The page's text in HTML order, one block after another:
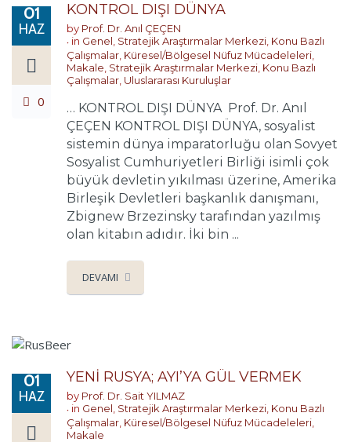
01
HAZ
0
KONTROL DIŞI DÜNYA
by Prof. Dr. Anıl ÇEÇEN
in Genel, Stratejik Araştırmalar Merkezi, Konu Bazlı
Çalışmalar, Küresel/Bölgesel Nüfuz Mücadeleleri,
Makale, Stratejik Araştırmalar Merkezi, Konu Bazlı
Çalışmalar, Uluslararası Kuruluşlar
… KONTROL DIŞI DÜNYA Prof. Dr. Anıl
ÇEÇEN KONTROL DIŞI DÜNYA, sosyalist
sistemin dünya imparatorluğu olan Sovyet
Sosyalist Cumhuriyetleri Birliği isimli çok
büyük devletin yıkılması üzerine, Amerika
Birleşik Devletleri başkanlık danışmanı,
Zbignew Brzezinsky tarafından yazılmış
olan kitabın adıdır. İki bin ...
DEVAMI
01
HAZ
YENİ RUSYA; AYI’YA GÜL VERMEK
by Prof. Dr. Sait YILMAZ
in Genel Stratejik Araştırmalar Merkezi Konu Bazlı
Çalışmalar Küresel/Bölgesel Nüfuz Mücadeleleri
Makale